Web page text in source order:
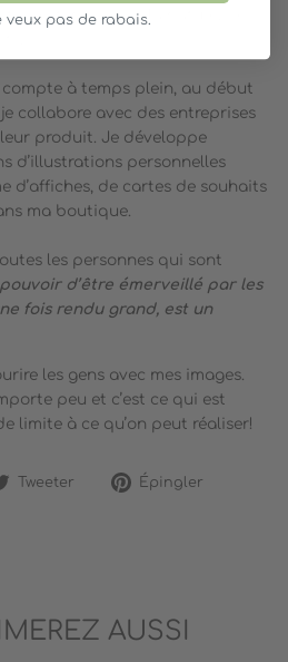
est inspiré de la nature, des
compte à temps plein, au début
collabore avec des entreprises
produit. Je développe
d’illustrations personnelles
d’affiches, de cartes de souhaits
ma boutique.
les personnes qui sont
d’être émerveillé par les
fois rendu grand, est un
les gens avec mes images.
peu et c’est ce qui est
limite à ce qu’on peut réaliser!
Tweeter
TweeterÉpingler
AUSSI
veux pas de rabais.